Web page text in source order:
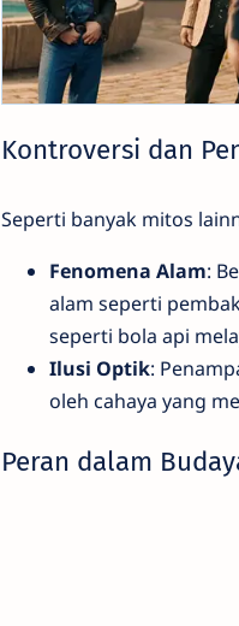
Kontroversi dan
Seperti banyak mitos
Fenomena Alam:
alam seperti
seperti bola api
Ilusi Optik:
oleh cahaya yang
Peran dalam